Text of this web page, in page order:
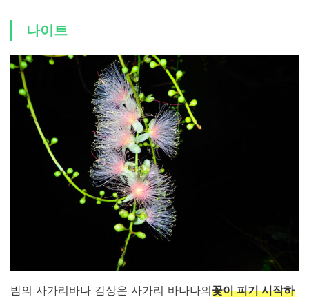
나이트
밤의 사가리바나 감상은 사가리 바나나의꽃이 피기 시작하